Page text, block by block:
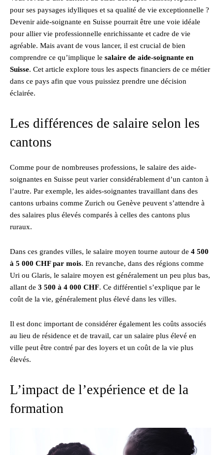
pour ses paysages idylliques et sa qualité de vie exceptionnelle ?
Devenir aide-soignante en Suisse pourrait être une voie idéale
pour allier vie professionnelle enrichissante et cadre de vie
agréable. Mais avant de vous lancer, il est crucial de bien
comprendre ce qu’implique le salaire de aide-soignante en
Suisse. Cet article explore tous les aspects financiers de ce métier
dans ce pays afin que vous puissiez prendre une décision
éclairée.
Les différences de salaire selon les
cantons
Comme pour de nombreuses professions, le salaire des aide-
soignantes en Suisse peut varier considérablement d’un canton à
l’autre. Par exemple, les aides-soignantes travaillant dans des
cantons urbains comme Zurich ou Genève peuvent s’attendre à
des salaires plus élevés comparés à celles des cantons plus
ruraux.
Dans ces grandes villes, le salaire moyen tourne autour de 4 500
à 5 000 CHF par mois. En revanche, dans des régions comme
Uri ou Glaris, le salaire moyen est généralement un peu plus bas,
allant de 3 500 à 4 000 CHF. Ce différentiel s’explique par le
coût de la vie, généralement plus élevé dans les villes.
Il est donc important de considérer également les coûts associés
au lieu de résidence et de travail, car un salaire plus élevé en
ville peut être contré par des loyers et un coût de la vie plus
élevés.
L’impact de l’expérience et de la
formation